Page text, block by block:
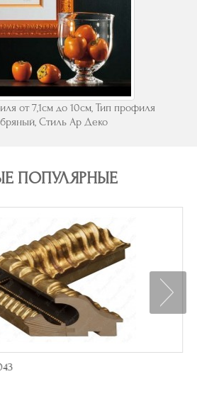
от 7,1см до 10см, Тип профиля
Стиль Ар Деко
ПОПУЛЯРНЫЕ